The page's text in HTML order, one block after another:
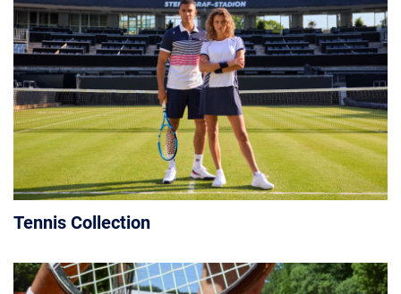
Tennis Collection